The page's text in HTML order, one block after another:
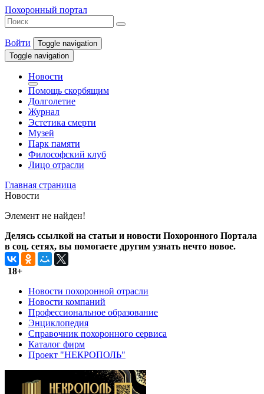
Похоронный портал
Войти
Toggle navigation
Toggle navigation
Новости
Помощь скорбящим
Долголетие
Журнал
Эстетика смерти
Музей
Парк памяти
Философский клуб
Лицо отрасли
Главная страница
Новости
Элемент не найден!
Делясь ссылкой на статьи и новости Похоронного Портала
в соц. сетях, вы помогаете другим узнать нечто новое.
18+
Новости похоронной отрасли
Новости компаний
Профессиональное образование
Энциклопедия
Справочник похоронного сервиса
Каталог фирм
Проект "НЕКРОПОЛЬ"